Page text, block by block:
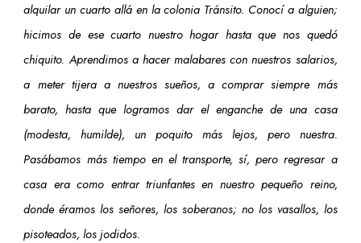
alquilar un cuarto allá en la colonia Tránsito. Conocí a alguien;
hicimos de ese cuarto nuestro hogar hasta que nos quedó
chiquito. Aprendimos a hacer malabares con nuestros salarios,
a meter tijera a nuestros sueños, a comprar siempre más
barato, hasta que logramos dar el enganche de una casa
(modesta, humilde), un poquito más lejos, pero nuestra.
Pasábamos más tiempo en el transporte, sí, pero regresar a
casa era como entrar triunfantes en nuestro pequeño reino,
donde éramos los señores, los soberanos; no los vasallos, los
pisoteados, los jodidos.